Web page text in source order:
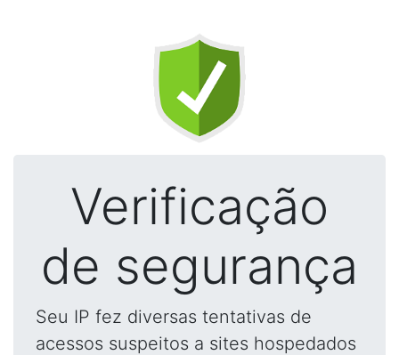
Verificação
de segurança
Seu IP fez diversas tentativas de
acessos suspeitos a sites hospedados